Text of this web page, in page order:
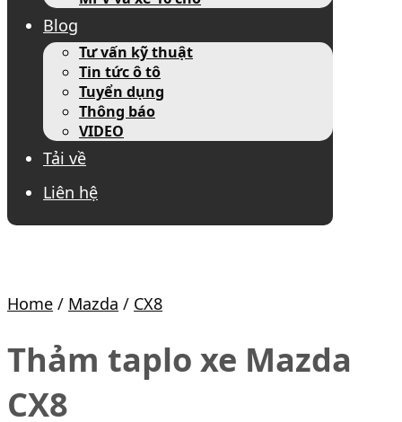
Blog
Tư vấn kỹ thuật
Tin tức ô tô
Tuyển dụng
Thông báo
VIDEO
Tải về
Liên hệ
Home / Mazda / CX8
Thảm taplo xe Mazda
CX8